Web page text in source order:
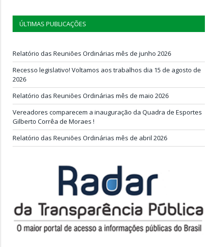
ÚLTIMAS PUBLICAÇÕES
Relatório das Reuniões Ordinárias mês de junho 2026
Recesso legislativo! Voltamos aos trabalhos dia 15 de agosto de
2026
Relatório das Reuniões Ordinárias mês de maio 2026
Vereadores comparecem a inauguração da Quadra de Esportes
Gilberto Corrêa de Moraes !
Relatório das Reuniões Ordinárias mês de abril 2026